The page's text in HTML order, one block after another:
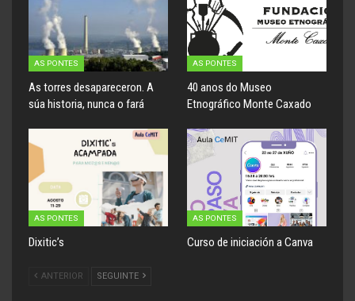
AS PONTES
As torres desapareceron. A
súa historia, nunca o fará
AS PONTES
40 anos do Museo
Etnográfico Monte Caxado
AS PONTES
Dixitic’s
AS PONTES
Curso de iniciación a Canva
ANTERIOR SEGUINTE